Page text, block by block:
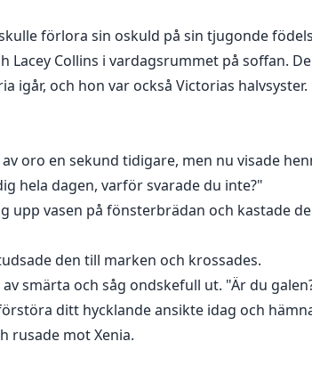
förlora sin oskuld på sin tjugonde
Lacey Collins i vardagsrummet på soffan.
igår, och hon var också Victorias halvsyster.
oro en sekund tidigare, men nu visade
hela dagen, varför svarade du inte?"
upp vasen på fönsterbrädan och kastade
den till marken och krossades.
smärta och såg ondskefull ut. "Är du
ditt hycklande ansikte idag och
rusade mot Xenia.